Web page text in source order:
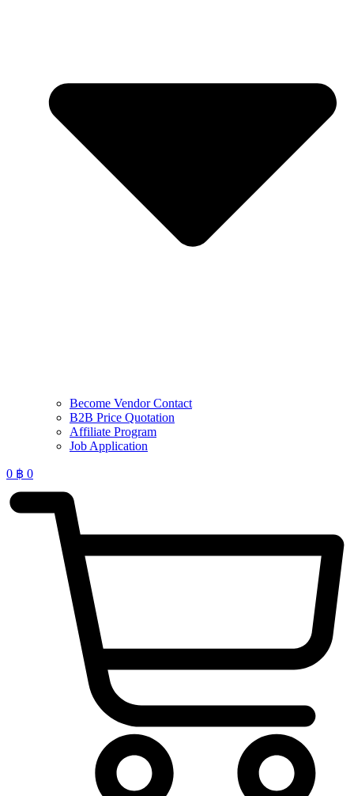
Become Vendor Contact
B2B Price Quotation
Affiliate Program
Job Application
0 ฿ 0